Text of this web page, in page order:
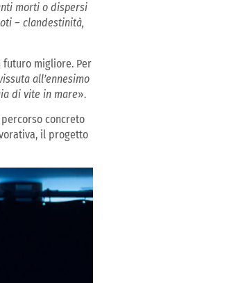
morti o dispersi
– clandestinità,
migliore. Per
all’ennesimo
di vite in mare».
concreto
il progetto